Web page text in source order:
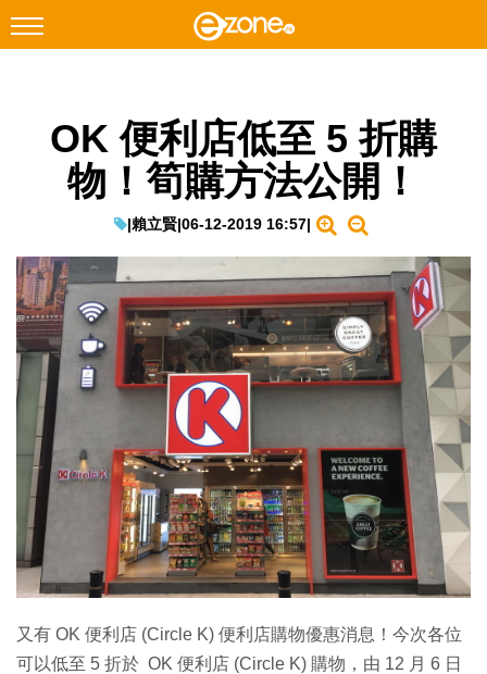
Facebook Instagram
科技焦點
遊戲動漫
教學評測
EduTech
IT Times
生成式AI與雲端應用
Enterprise Digital Transformation
特集
OK 便利店低至 5 折購
物！筍購方法公開！
|賴立賢|06-12-2019 16:57|
又有 OK 便利店 (Circle K) 便利店購物優惠消息！今次各位
可以低至 5 折於 OK 便利店 (Circle K) 購物，由 12 月 6 日